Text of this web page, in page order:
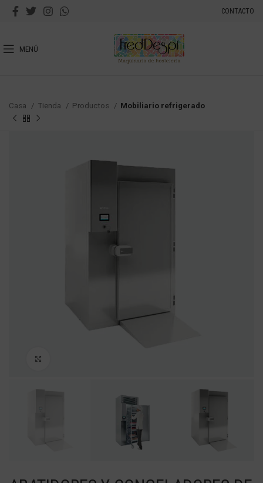
CONTACTO
MENÚ
Casa Tienda Productos Mobiliario refrigerado